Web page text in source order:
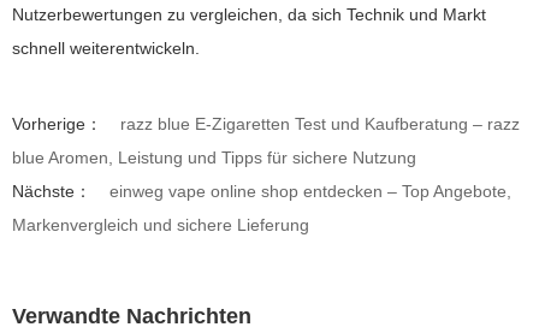
Nutzerbewertungen zu vergleichen, da sich Technik und Markt
schnell weiterentwickeln.
Vorherige：
razz blue E-Zigaretten Test und Kaufberatung – razz
blue Aromen, Leistung und Tipps für sichere Nutzung
Nächste：
einweg vape online shop entdecken – Top Angebote,
Markenvergleich und sichere Lieferung
Verwandte Nachrichten